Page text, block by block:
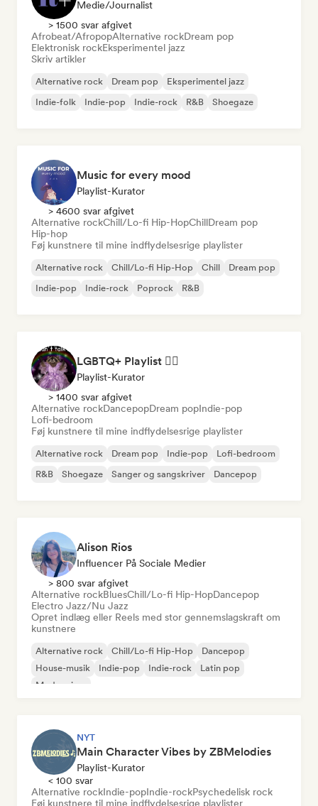
Medie/journalist
> 1500 svar afgivet
Afrobeat/AfropopAlternative rockDream pop
Elektronisk rockEksperimentel jazz
Skriv artikler
Alternative rock Dream pop
Eksperimentel jazz
Indie-folk
Indie-pop Indie-rock R&B Shoegaze
Music for every mood
Playlist-Kurator
> 4600 svar afgivet
Alternative rockChill/Lo-fi Hip-HopChillDream pop
Hip-hop
Føj kunstnere til mine indflydelsesrige playlister
Alternative rock Chill/Lo-fi Hip-Hop Chill
Dream pop
Indie-pop
Indie-rock Poprock R&B
LGBTQ+ Playlist 🏳️‍🌈
Playlist-Kurator
> 1400 svar afgivet
Alternative rockDancepopDream popIndie-pop
Lofi-bedroom
Føj kunstnere til mine indflydelsesrige playlister
Alternative rock Dream pop Indie-pop
Lofi-bedroom
R&B
Shoegaze Sanger og sangskriver Dancepop
Alison Rios
Influencer På Sociale Medier
> 800 svar afgivet
Alternative rockBluesChill/Lo-fi Hip-HopDancepop
Electro Jazz/Nu Jazz
Opret indlæg eller Reels med stor gennemslagskraft om
kunstnere
Alternative rock Chill/Lo-fi Hip-Hop
Dancepop
House-musik
Indie-pop Indie-rock
Latin pop
Modern jazz
NYT
Main Character Vibes by ZBMelodies
Playlist-Kurator
< 100 svar
Alternative rockIndie-popIndie-rockPsychedelisk rock
Føj kunstnere til mine indflydelsesrige playlister